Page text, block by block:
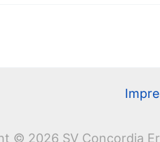
© 2026 SV Concordia